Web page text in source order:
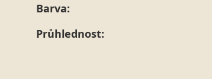
Barva:
Průhlednost: